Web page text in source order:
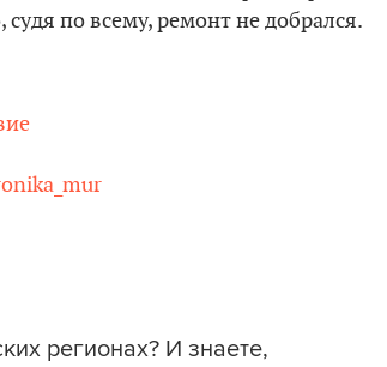
по всему, ремонт не добрался.
регионах? И знаете,